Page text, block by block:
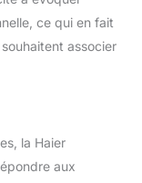
ce qui en fait
associer
la Haier
aux